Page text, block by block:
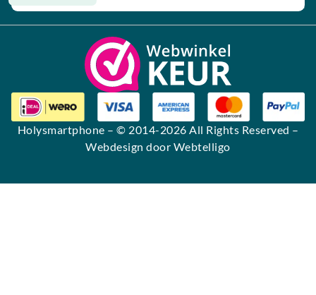
Alternative:
Holysmartphone – © 2014-2026 All Rights Reserved –
Webdesign door Webtelligo